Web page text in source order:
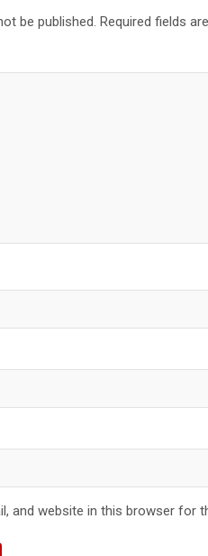
be published. Required fields
and website in this browser for